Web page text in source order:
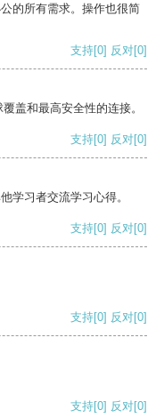
的所有需求。操作也很简
支持[0] 反对[0]
盖和最高安全性的连接。
支持[0] 反对[0]
学习者交流学习心得。
支持[0] 反对[0]
支持[0] 反对[0]
支持[0] 反对[0]